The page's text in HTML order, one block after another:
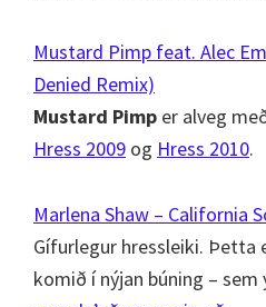
Mustard Pimp feat. Alec
Denied Remix)
Mustard Pimp er alveg
Hress 2009 og Hress 2010.
Marlena Shaw – California
Gífurlegur hressleiki. Þetta
komið í nýjan búning –